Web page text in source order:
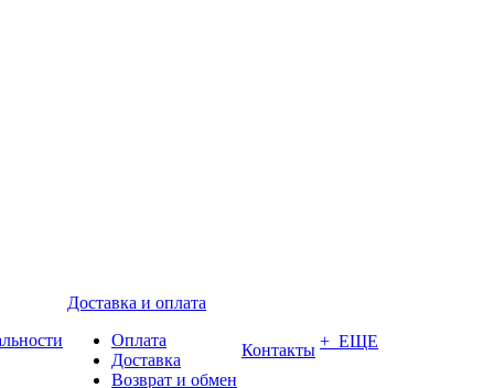
Доставка и оплата
Оплата
Доставка
Возврат и обмен
Контакты + ЕЩЕ